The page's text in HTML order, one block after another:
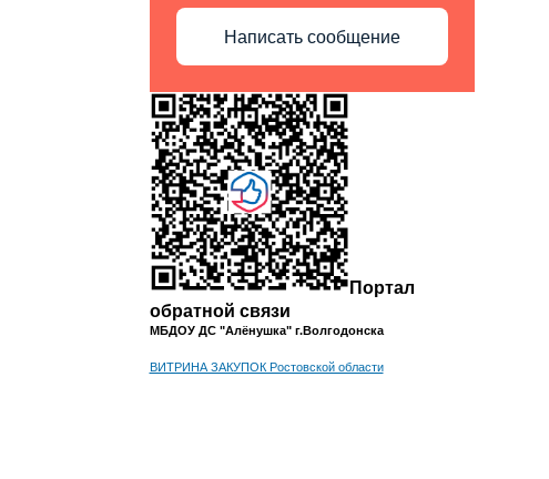
Написать сообщение
Портал
обратной связи
МБДОУ ДС "Алёнушка" г.Волгодонска
ВИТРИНА ЗАКУПОК Ростовской области